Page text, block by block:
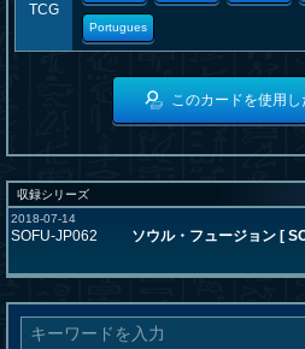
TCG
Portugues
このカードを使用
収録シリーズ
2018-07-14
SOFU-JP062 ソウル・フュージョン [